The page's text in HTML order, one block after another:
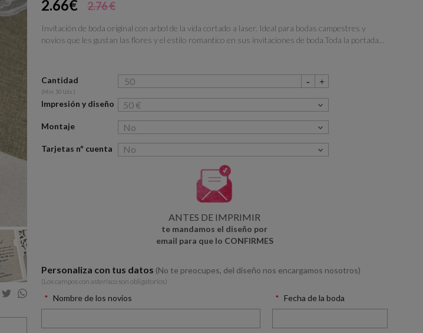
2.66€ 2.76 €
Invitación de boda original con arbol de la vida cortado a laser. Ideal para bodas campestres y
novios que les gustan las flores y el estilo romantico en sus invitaciones de boda.Toda la portada...
Cantidad
(Min. 50 Uds.)
Impresión y diseño
Montaje
Tarjetas nº cuenta
ANTES DE IMPRIMIR
te mandamos el diseño por
email para que lo CONFIRMES
Personaliza con tus datos (No te preocupes, del diseño nos encargamos nosotros)
(Los campos con asterísco son obligatorios)
Nombre de los novios Fecha de la boda